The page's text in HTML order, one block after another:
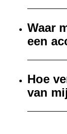
Waar
een
Hoe
van